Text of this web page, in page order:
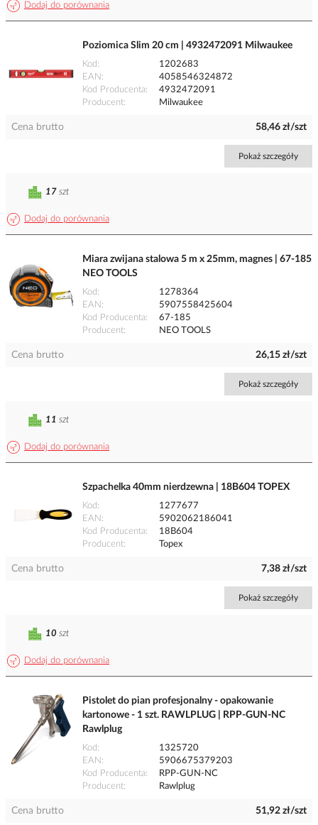
Dodaj do porównania
Poziomica Slim 20 cm | 4932472091 Milwaukee
Kod
1202683
EAN
4058546324872
Kod Producenta
4932472091
Producent
Milwaukee
Cena brutto 58,46 zł/szt
Pokaż szczegóły
Dodaj do porównania
17 szt
Miara zwijana stalowa 5 m x 25mm, magnes | 67-185
NEO TOOLS
Kod
1278364
EAN
5907558425604
Kod Producenta
67-185
Producent
NEO TOOLS
Cena brutto 26,15 zł/szt
Pokaż szczegóły
Dodaj do porównania
11 szt
Szpachelka 40mm nierdzewna | 18B604 TOPEX
Kod
1277677
EAN
5902062186041
Kod Producenta
18B604
Producent
Topex
Cena brutto 7,38 zł/szt
Pokaż szczegóły
Dodaj do porównania
10 szt
Pistolet do pian profesjonalny - opakowanie
kartonowe - 1 szt. RAWLPLUG | RPP-GUN-NC
Rawlplug
Kod
1325720
EAN
5906675379203
Kod Producenta
RPP-GUN-NC
Producent
Rawlplug
Cena brutto 51,92 zł/szt